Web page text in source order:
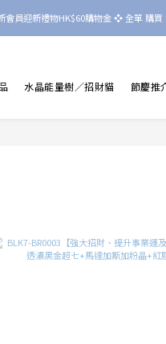
員迎新禮物HK$60購物金 ❖ 全單 購買
水晶能量樹／招財貓 節慶推